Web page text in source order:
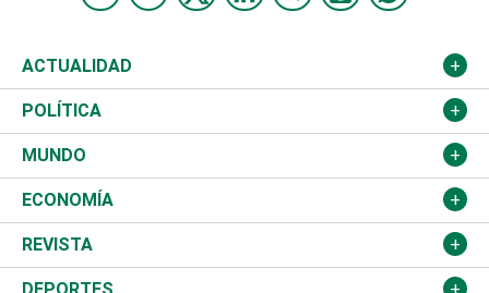
ACTUALIDAD
Nacional
Ciudad
Educación
Salud
Justicia
POLÍTICA
Partidos
JCE
TSE
Congreso Nacional
MUNDO
Estados Unidos
América Latina
Haití
ECONOMÍA
Finanzas
Turismo
REVISTA